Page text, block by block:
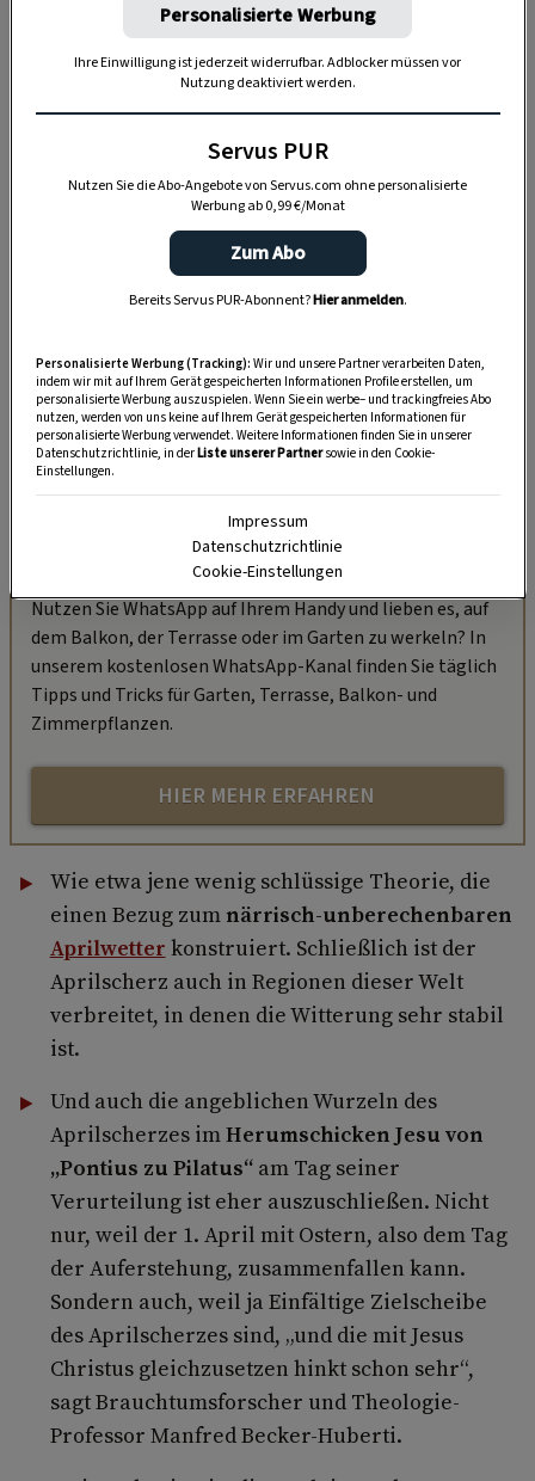
unüberschaubare Zahl unterschiedlicher
Erklärungsversuche, die noch dazu regional
variieren. „Und bei einigen Entstehungslegenden
darf man getrost davon ausgehen, dass sie selbst
ins Reich der Aprilscherze gehören“, meint der
Volkskundler Dietz-Rüdiger Moser.
„Servus Garten“ auf WhatsApp
Nutzen Sie WhatsApp auf Ihrem Handy und lieben es, auf
dem Balkon, der Terrasse oder im Garten zu werkeln? In
unserem kostenlosen WhatsApp-Kanal finden Sie täglich
Tipps und Tricks für Garten, Terrasse, Balkon- und
Zimmerpflanzen.
HIER MEHR ERFAHREN
Wie etwa jene wenig schlüssige Theorie, die
einen Bezug zum närrisch-unberechenbaren
Aprilwetter konstruiert. Schließlich ist der
Aprilscherz auch in Regionen dieser Welt
verbreitet, in denen die Witterung sehr stabil
ist.
Und auch die angeblichen Wurzeln des
Aprilscherzes imHerumschicken Jesu von
„Pontius zu Pilatus“am Tag seiner
Verurteilung ist eher auszuschließen. Nicht
nur, weil der 1. April mit Ostern, also dem Tag
der Auferstehung, zusammenfallen kann.
Sondern auch, weil ja Einfältige Zielscheibe
des Aprilscherzes sind, „und die mit Jesus
Christus gleichzusetzen hinkt schon sehr“,
sagt Brauchtumsforscher und Theologie-
Professor Manfred Becker-Huberti.
Personalisierte Werbung
Ihre Einwilligung ist jederzeit widerrufbar. Adblocker müssen vor
Nutzung deaktiviert werden.
Servus PUR
Nutzen Sie die Abo-Angebote von Servus.com ohne personalisierte
Werbung ab 0,99 €/Monat
Zum Abo
Bereits Servus PUR-Abonnent?Hier anmelden.
Personalisierte Werbung (Tracking): Wir und unsere Partner verarbeiten Daten,
indem wir mit auf Ihrem Gerät gespeicherten Informationen Profile erstellen, um
personalisierte Werbung auszuspielen. Wenn Sie ein werbe– und trackingfreies Abo
nutzen, werden von uns keine auf Ihrem Gerät gespeicherten Informationen für
personalisierte Werbung verwendet. Weitere Informationen finden Sie in unserer
Datenschutzrichtlinie, in derListe unserer Partnersowie in den Cookie-
Einstellungen.
Impressum
Datenschutzrichtlinie
Cookie-Einstellungen